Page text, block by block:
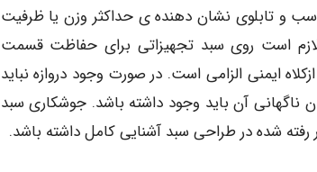
و تابلوی نشان دهنده ی حداکثر وزن یا ظرفیت
است روی سبد تجهیزاتی برای حفاظت قسمت
ایمنی الزامی است. در صورت وجود دروازه نباید
ناگهانی آن باید وجود داشته باشد. جوشکاری سبد
شده در طراحی سبد آشنایی کامل داشته باشد.